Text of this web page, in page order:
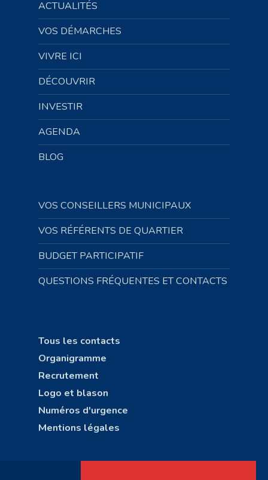
ACTUALITÉS
VOS DÉMARCHES
VIVRE ICI
DÉCOUVRIR
INVESTIR
AGENDA
BLOG
VOS CONSEILLERS MUNICIPAUX
VOS RÉFÉRENTS DE QUARTIER
BUDGET PARTICIPATIF
QUESTIONS FRÉQUENTES ET CONTACTS
Tous les contacts
Organigramme
Recrutement
Logo et blason
Numéros d'urgence
Mentions légales